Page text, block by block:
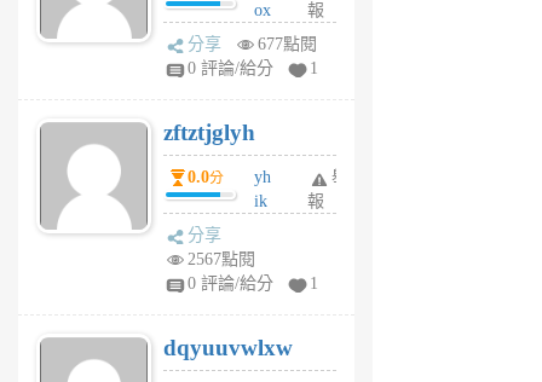
前
ox
rh
pe
月
前
報
分享
677點閱
0 評論/給分
1
zftztjglyh
0.0分
yh
ik
tu
6
個
舉
報
分享
2567點閱
0 評論/給分
1
dqyuuvwlxw